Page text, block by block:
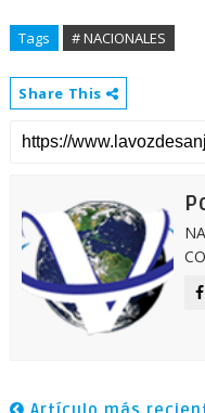
Tags # NACIONALES
Share This